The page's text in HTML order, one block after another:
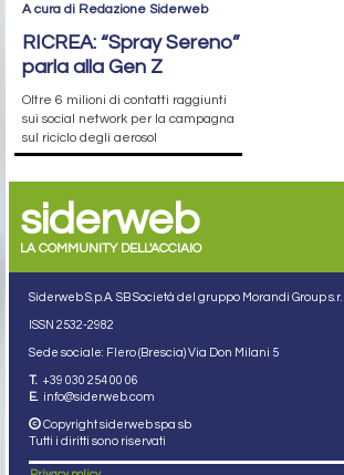
A cura di Redazione Siderweb
RICREA: “Spray Sereno”
parla alla Gen Z
Oltre 6 milioni di contatti raggiunti
sui social network per la campagna
sul riciclo degli aerosol
siderweb
LA COMMUNITY DELL'ACCIAIO
Siderweb S.p.A. SB Società del gruppo Morandi Group s.r.l.
ISSN 2532-2982
Sede sociale: Flero (Brescia) Via Don Milani 5
T. +39 030 254 00 06
E. info@siderweb.com
Copyright siderweb spa sb
Tutti i diritti sono riservati